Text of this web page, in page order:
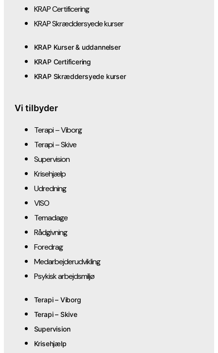
KRAP Certificering
KRAP Skræddersyede kurser
KRAP Kurser & uddannelser
KRAP Certificering
KRAP Skræddersyede kurser
Vi tilbyder
Terapi – Viborg
Terapi – Skive
Supervision
Krisehjælp
Udredning
VISO
Temadage
Rådgivning
Foredrag
Medarbejderudvikling
Psykisk arbejdsmiljø
Terapi – Viborg
Terapi – Skive
Supervision
Krisehjælp